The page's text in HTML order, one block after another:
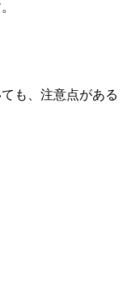
も、注意点がある